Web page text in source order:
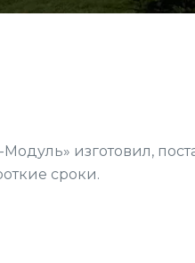
изготовил,
сроки.